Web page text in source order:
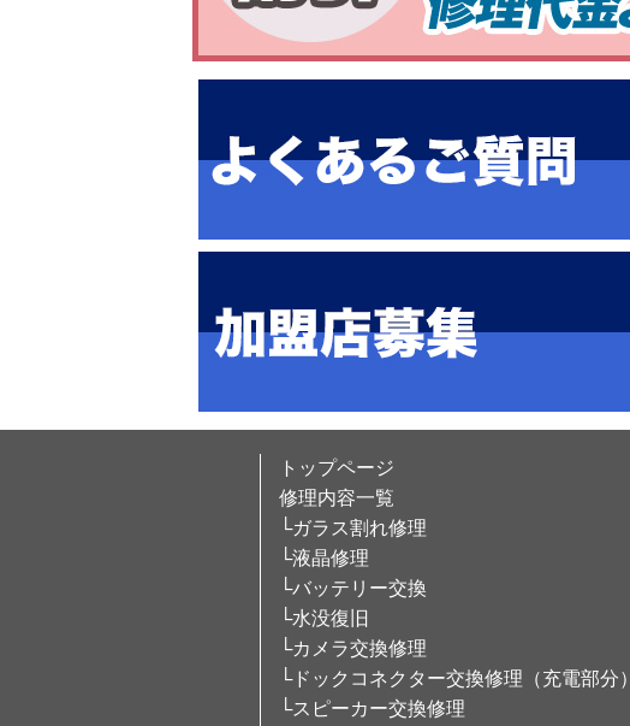
トップページ
修理内容一覧
└ガラス割れ修理
└液晶修理
└バッテリー交換
└水没復旧
└カメラ交換修理
└ドックコネクター交換修理（充電部分）
└スピーカー交換修理